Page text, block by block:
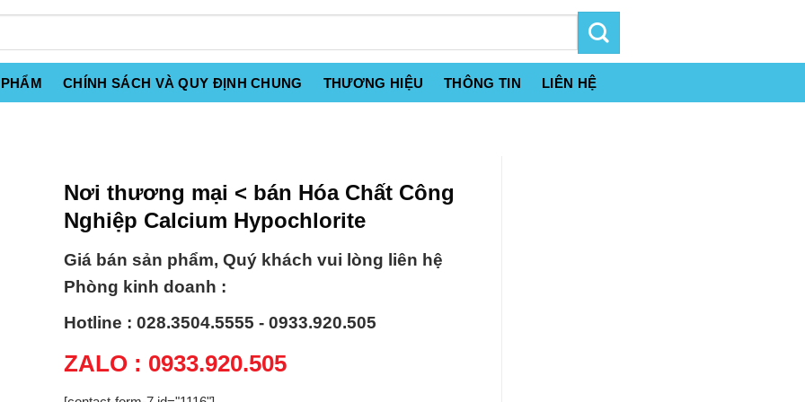
CHÍNH SÁCH VÀ QUY ĐỊNH CHUNG THƯƠNG HIỆU THÔNG TIN LIÊN HỆ
Nơi thương mại < bán Hóa Chất Công
Nghiệp Calcium Hypochlorite
Giá bán sản phẩm, Quý khách vui lòng liên hệ
Phòng kinh doanh :
Hotline : 028.3504.5555 - 0933.920.505
ZALO : 0933.920.505